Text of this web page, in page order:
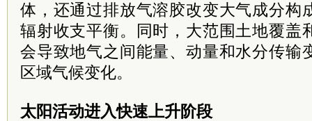
体，还通过排放气溶胶改变大气成分构
辐射收支平衡。同时，大范围土地覆盖
会导致地气之间能量、动量和水分传输
区域气候变化。
太阳活动进入快速上升阶段